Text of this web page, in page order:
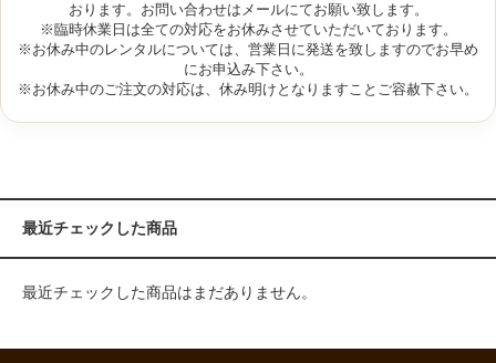
おります。お問い合わせはメールにてお願い致します。
※臨時休業日は全ての対応をお休みさせていただいております。
※お休み中のレンタルについては、営業日に発送を致しますのでお早め
にお申込み下さい。
※お休み中のご注文の対応は、休み明けとなりますことご容赦下さい。
最近チェックした商品
最近チェックした商品はまだありません。